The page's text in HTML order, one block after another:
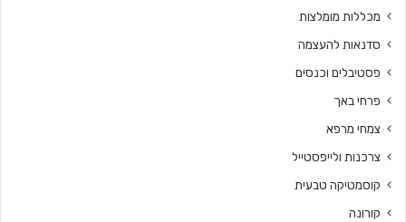
מכללות מומלצות
סדנאות להעצמה
פסטיבלים וכנסים
פרחי באך
צמחי מרפא
צרכנות ולייפסטייל
קוסמטיקה טבעית
קורונה